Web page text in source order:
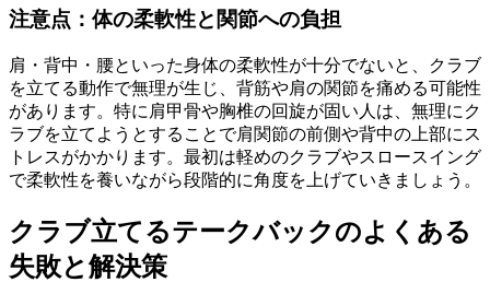
注意点：体の柔軟性と関節への負担
肩・背中・腰といった身体の柔軟性が十分でないと、クラブ
を立てる動作で無理が生じ、背筋や肩の関節を痛める可能性
があります。特に肩甲骨や胸椎の回旋が固い人は、無理にク
ラブを立てようとすることで肩関節の前側や背中の上部にス
トレスがかかります。最初は軽めのクラブやスロースイング
で柔軟性を養いながら段階的に角度を上げていきましょう。
クラブ立てるテークバックのよくある
失敗と解決策